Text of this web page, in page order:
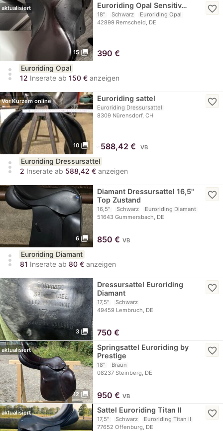
15 photo_library
aktualisiert Euroriding Opal Sensitiv…
18" Schwarz
Euroriding Opal
42899 Remscheid, DE
favorite_border
390 €
more_vert
Euroriding Opal
12 Inserate ab 150 € anzeigen
10 photo_library
Vor Kurzem online Euroriding sattel
Euroriding Dressursattel
8309 Nürensdorf, CH
favorite_border
588,42 € VB
more_vert
Euroriding Dressursattel
2 Inserate ab 588,42 € anzeigen
6 photo_library
Diamant Dressursattel 16,5"
Top Zustand
16,5" Schwarz
Euroriding Diamant
51643 Gummersbach, DE
favorite_border
850 € VB
more_vert
Euroriding Diamant
81 Inserate ab 80 € anzeigen
3 photo_library
Dressursattel Euroriding
Diamant
17,5"
Schwarz
49459 Lembruch, DE
favorite_border
750 €
12 photo_library
aktualisiert
Springsattel Euroriding by
Prestige
18"
Braun
08237 Steinberg, DE
favorite_border
950 € VB
aktualisiert Sattel Euroriding Titan II
17,5" Schwarz
Euroriding Titan II
77652 Offenburg, DE
favorite_border